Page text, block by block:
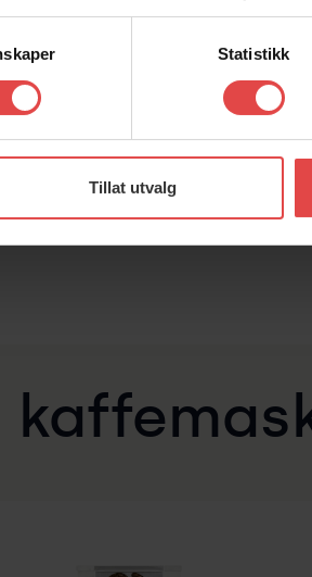
Statistikk
Tillat utvalg
2,5 l på under 8 minutter
19 l/t
når kaffen er klar.
vannpåfylling